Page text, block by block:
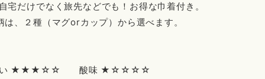
宅だけでなく旅先などでも！お得な巾着付き。
は、２種（マグorカップ）から選べます。
合い ★★★☆☆ 酸味 ★☆☆☆☆